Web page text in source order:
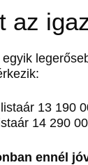
az
13 190
14 290
ennél